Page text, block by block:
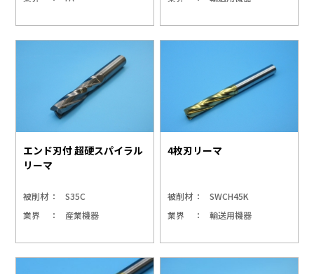
エンド刃付 超硬スパイラル
リーマ
被削材
S35C
業界
産業機器
4枚刃リーマ
被削材
SWCH45K
業界
輸送用機器